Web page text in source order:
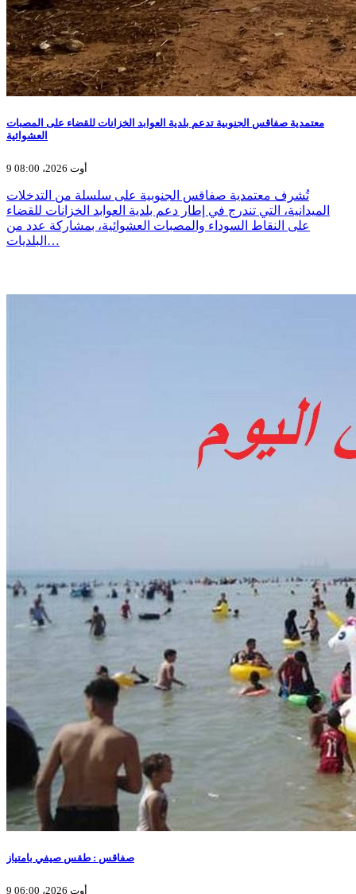
معتمدية صفاقس الجنوبية تدعم بلدية العوابد الخزانات للقضاء على المصبات
العشوائية
9 أوت 2026، 08:00
تُشرف معتمدية صفاقس الجنوبية على سلسلة من التدخلات
الميدانية، التي تندرج في إطار دعم بلدية العوابد الخزانات للقضاء
على النقاط السوداء والمصبات العشوائية، بمشاركة عدد من
البلديات…
صفاقس : طقس صيفي بامتياز
9 أوت 2026، 06:00